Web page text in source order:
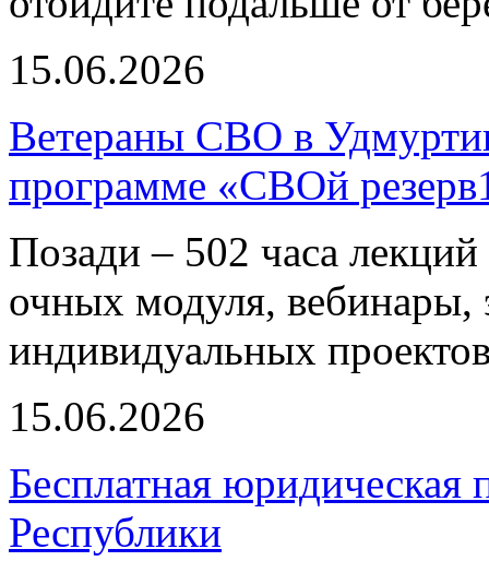
15.06.2026
Ветераны СВО в
программе «СВОй
Позади – 502 часа
очных модуля, вебинары,
индивидуальных
15.06.2026
Бесплатная
Республики